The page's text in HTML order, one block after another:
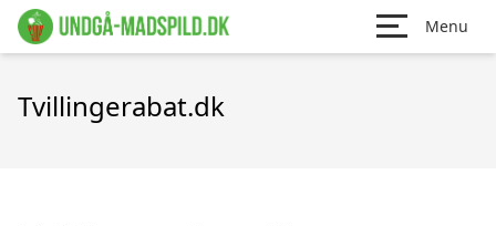
Menu
Tvillingerabat.dk